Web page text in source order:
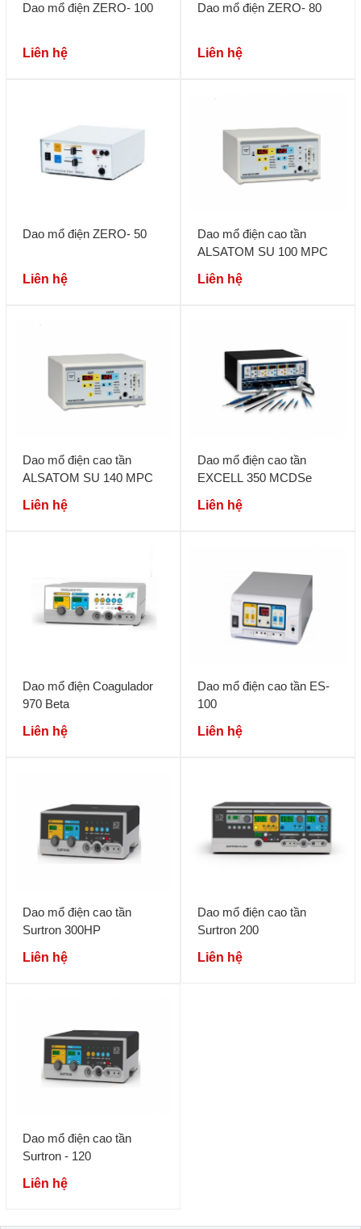
Dao mổ điện ZERO- 100
Liên hệ
Dao mổ điện ZERO- 80
Liên hệ
Dao mổ điện ZERO- 50
Liên hệ
Dao mổ điện cao tần
ALSATOM SU 100 MPC
Liên hệ
Dao mổ điện cao tần
ALSATOM SU 140 MPC
Liên hệ
Dao mổ điện cao tần
EXCELL 350 MCDSe
Liên hệ
Dao mổ điện Coagulador
970 Beta
Liên hệ
Dao mổ điện cao tần ES-
100
Liên hệ
Dao mổ điện cao tần
Surtron 300HP
Liên hệ
Dao mổ điện cao tần
Surtron 200
Liên hệ
Dao mổ điện cao tần
Surtron - 120
Liên hệ